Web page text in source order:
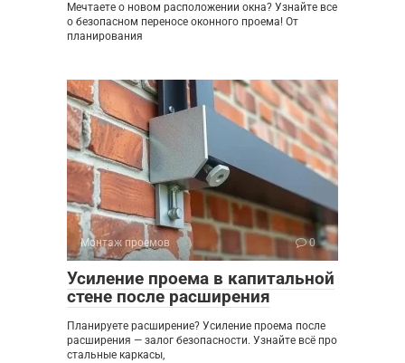
Мечтаете о новом расположении окна? Узнайте все
о безопасном переносе оконного проема! От
планирования
Монтаж проемов 0
Усиление проема в капитальной
стене после расширения
Планируете расширение? Усиление проема после
расширения — залог безопасности. Узнайте всё про
стальные каркасы,